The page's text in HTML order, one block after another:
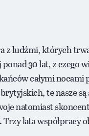
z ludźmi, których
30 lat, z czego
całymi nocami
te nasze
natomiast
lata współpracy